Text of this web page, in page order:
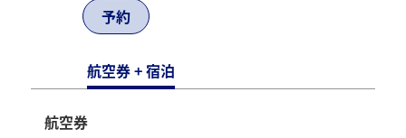
予約
航空券 + 宿泊
航空券